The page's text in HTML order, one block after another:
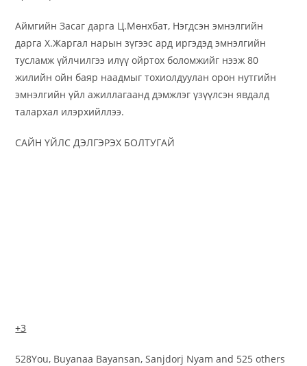
Аймгийн Засаг дарга Ц.Мөнхбат, Нэгдсэн эмнэлгийн
дарга Х.Жаргал нарын зүгээс ард иргэдэд эмнэлгийн
тусламж үйлчилгээ илүү ойртох боломжийг нээж 80
жилийн ойн баяр наадмыг тохиолдуулан орон нутгийн
эмнэлгийн үйл ажиллагаанд дэмжлэг үзүүлсэн явдалд
талархал илэрхийллээ.
САЙН ҮЙЛС ДЭЛГЭРЭХ БОЛТУГАЙ
+3
528You, Buyanaa Bayansan, Sanjdorj Nyam and 525 others